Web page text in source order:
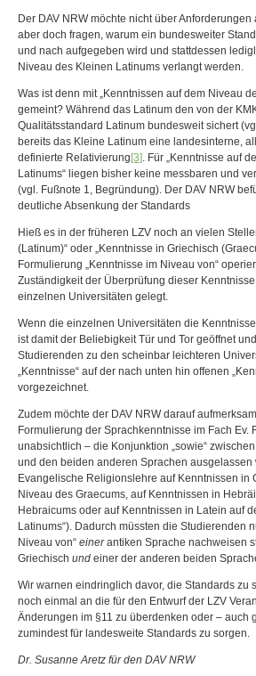
Der DAV NRW möchte nicht über
aber doch fragen, warum ein bundesweiter
und nach aufgegeben wird und stattdessen
Niveau des Kleinen Latinums verlangt werden.
Was ist denn mit „Kenntnissen auf dem Niveau
gemeint? Während das Latinum den von der
Qualitätsstandard Latinum bundesweit sichert
bereits das Kleine Latinum eine landesinterne,
definierte Relativierung [3]. Für „Kenntnisse auf
Latinums“ liegen bisher keine messbaren und
(vgl. Fußnote 1, Begründung). Der DAV NRW
deutliche Absenkung der Standards
Hieß es in der früheren LZV noch an vielen
(Latinum)“ oder „Kenntnisse in Griechisch
Formulierung „Kenntnisse im Niveau von“
Zuständigkeit der Überprüfung dieser
einzelnen Universitäten gelegt.
Wenn die einzelnen Universitäten die
ist damit der Beliebigkeit Tür und Tor geöffnet
Studierenden zu den scheinbar leichteren
„Kenntnisse“ auf der nach unten hin offenen
vorgezeichnet.
Zudem möchte der DAV NRW darauf
Formulierung der Sprachkenntnisse im Fach
unabsichtlich – die Konjunktion „sowie“
und den beiden anderen Sprachen ausgelassen
Evangelische Religionslehre auf Kenntnissen in
Niveau des Graecums, auf Kenntnissen in
Hebraicums oder auf Kenntnissen in Latein auf
Latinums“). Dadurch müssten die Studierenden
Niveau von“ einerantiken Sprache nachweisen
Griechisch und einer der anderen beiden
Wir warnen eindringlich davor, die Standards zu
noch einmal an die für den Entwurf der LZV
Änderungen im §11 zu überdenken oder – auch
zumindest für landesweite Standards zu sorgen.
Dr. Susanne Aretz für den DAV NRW